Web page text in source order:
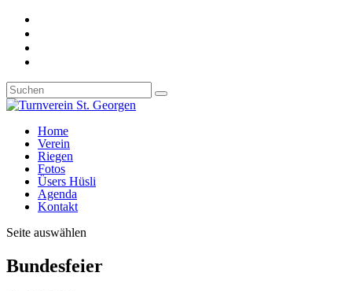
Home
Verein
Riegen
Fotos
Üsers Hüsli
Agenda
Kontakt
Seite auswählen
Bundesfeier